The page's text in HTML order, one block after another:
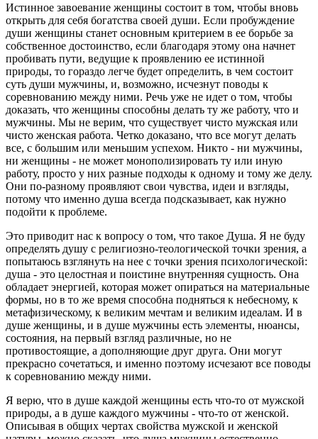
Истинное завоевание женщины состоит в том, чтобы вновь
открыть для себя богатства своей души. Если пробуждение
души женщины станет основным критерием в ее борьбе за
собственное достоинство, если благодаря этому она начнет
пробивать пути, ведущие к проявлению ее истинной
природы, то гораздо легче будет определить, в чем состоит
суть души мужчины, и, возможно, исчезнут поводы к
соревнованию между ними. Речь уже не идет о том, чтобы
доказать, что женщины способны делать ту же работу, что и
мужчины. Мы не верим, что существует чисто мужская или
чисто женская работа. Четко доказано, что все могут делать
все, с большим или меньшим успехом. Никто - ни мужчины,
ни женщины - не может монополизировать ту или иную
работу, просто у них разные подходы к одному и тому же делу.
Они по-разному проявляют свои чувства, идеи и взгляды,
потому что именно душа всегда подсказывает, как нужно
подойти к проблеме.
Это приводит нас к вопросу о том, что такое Душа. Я не буду
определять душу с религиозно-теологической точки зрения, а
попытаюсь взглянуть на нее с точки зрения психологической:
душа - это целостная и поистине внутренняя сущность. Она
обладает энергией, которая может опираться на материальные
формы, но в то же время способна подняться к небесному, к
метафизическому, к великим мечтам и великим идеалам. И в
душе женщины, и в душе мужчины есть элементы, нюансы,
состояния, на первый взгляд различные, но не
противостоящие, а дополняющие друг друга. Они могут
прекрасно сочетаться, и именно поэтому исчезают все поводы
к соревнованию между ними.
Я верю, что в душе каждой женщины есть что-то от мужской
природы, а в душе каждого мужчины - что-то от женской.
Описывая в общих чертах свойства мужской и женской